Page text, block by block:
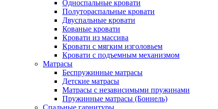
Односпальные кровати
Полутораспальные кровати
Двуспальные кровати
Кованые кровати
Кровати из массива
Кровати с мягким изголовьем
Кровати с подъемным механизмом
Матрасы
Беспружинные матрасы
Детские матрасы
Матрасы с независимыми пружинами
Пружинные матрасы (Боннель)
Спальные гарнитуры